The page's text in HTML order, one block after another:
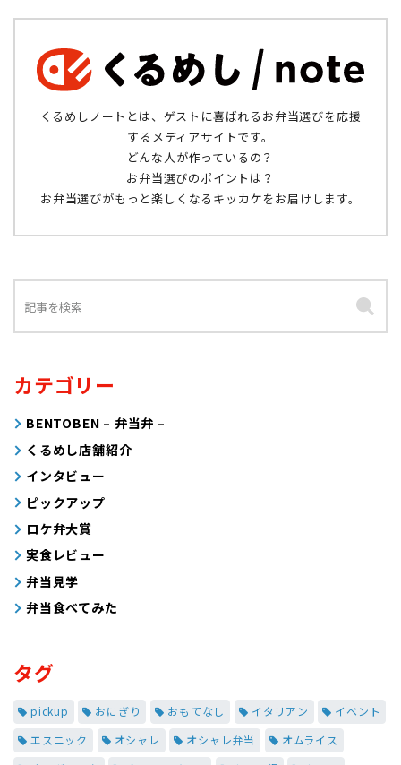
くるめしノートとは、ゲストに喜ばれるお弁当選びを応援
するメディアサイトです。
どんな人が作っているの？
お弁当選びのポイントは？
お弁当選びがもっと楽しくなるキッカケをお届けします。
カテゴリー
BENTOBEN – 弁当弁 –
くるめし店舗紹介
インタビュー
ピックアップ
ロケ弁大賞
実食レビュー
弁当見学
弁当食べてみた
タグ
pickup おにぎり おもてなし イタリアン
イベント
エスニック
オシャレ オシャレ弁当
オムライス